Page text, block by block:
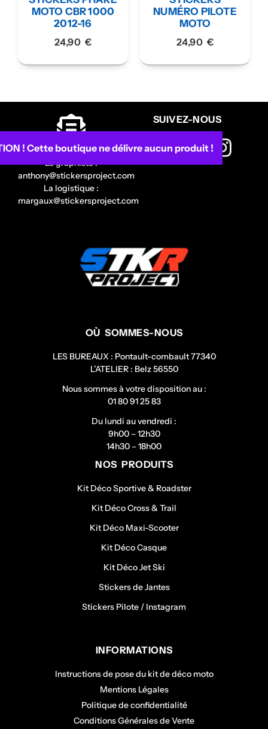
! Cette boutique ne délivre aucun produit !
MOTO CBR 1000
2012-16
24,90 €
NUMÉRO PILOTE
MOTO
24,90 €
CONTACTEZ-NOUS
Le graphiste :
anthony@stickersproject.com
La logistique :
margaux@stickersproject.com
SUIVEZ-NOUS
OÙ SOMMES-NOUS
LES BUREAUX : Pontault-combault 77340
L’ATELIER : Belz 56550
Nous sommes à votre disposition au :
01 80 91 25 83
Du lundi au vendredi :
9h00 – 12h30
14h30 – 18h00
NOS PRODUITS
Kit Déco Sportive & Roadster
Kit Déco Cross & Trail
Kit Déco Maxi-Scooter
Kit Déco Casque
Kit Déco Jet Ski
Stickers de Jantes
Stickers Pilote / Instagram
INFORMATIONS
Instructions de pose du kit de déco moto
Mentions Légales
Politique de confidentialité
Conditions Générales de Vente